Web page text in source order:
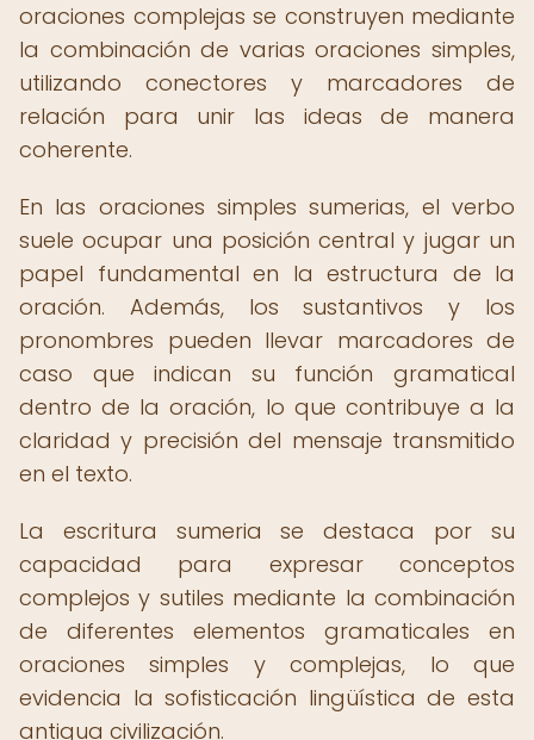
oraciones complejas se construyen mediante
la combinación de varias oraciones simples,
utilizando conectores y marcadores de
relación para unir las ideas de manera
coherente.
En las oraciones simples sumerias, el verbo
suele ocupar una posición central y jugar un
papel fundamental en la estructura de la
oración. Además, los sustantivos y los
pronombres pueden llevar marcadores de
caso que indican su función gramatical
dentro de la oración, lo que contribuye a la
claridad y precisión del mensaje transmitido
en el texto.
La escritura sumeria se destaca por su
capacidad para expresar conceptos
complejos y sutiles mediante la combinación
de diferentes elementos gramaticales en
oraciones simples y complejas, lo que
evidencia la sofisticación lingüística de esta
antigua civilización.